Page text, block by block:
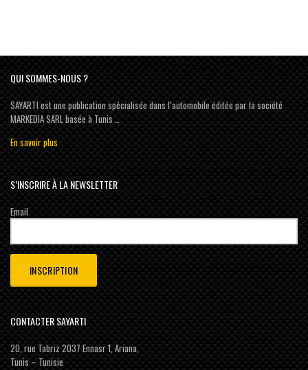
QUI SOMMES-NOUS ?
SAYARTI est une publication spécialisée dans l’automobile éditée par la société
MARKEDIA SARL basée à Tunis …
En savoir plus
S’INSCRIRE À LA NEWSLETTER
Email
CONTACTER SAYARTI
20, rue Tabriz 2037 Ennasr 1, Ariana,
Tunis – Tunisie